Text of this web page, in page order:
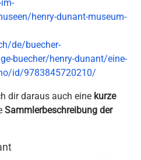
henry-dunant-museum-
de/buecher-
buecher/henry-dunant/eine-
id/9783845720210/
dir daraus auch eine kurze
Sammlerbeschreibung der